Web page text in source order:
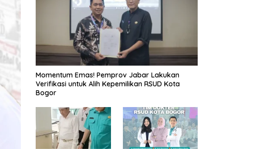
Momentum Emas! Pemprov Jabar Lakukan
Verifikasi untuk Alih Kepemilikan RSUD Kota
Bogor